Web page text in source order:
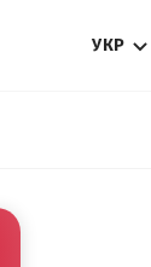
УКР